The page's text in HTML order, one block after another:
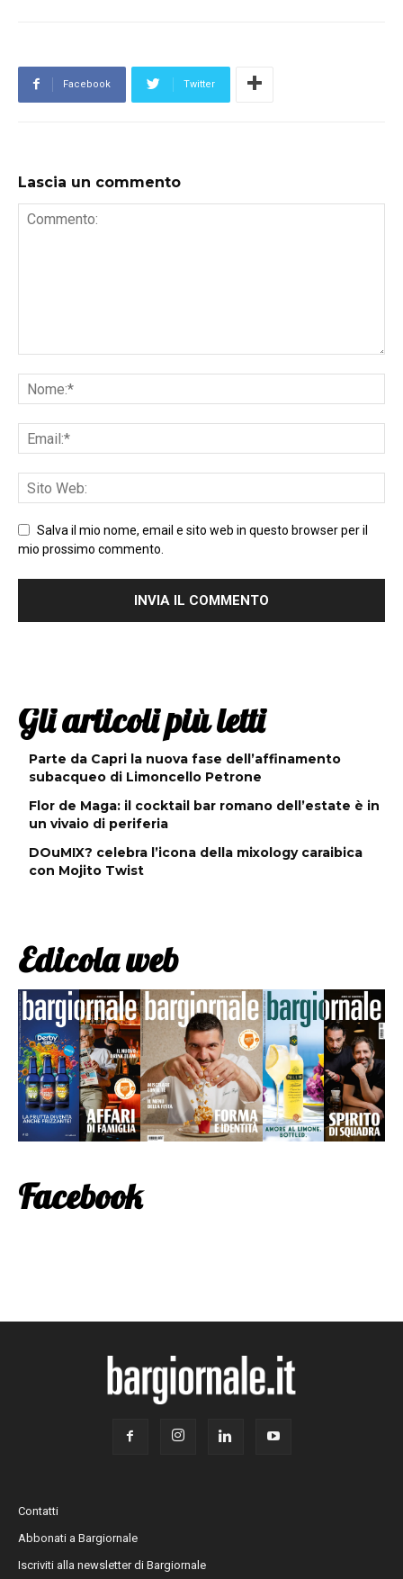
Facebook Twitter
Lascia un commento
Salva il mio nome, email e sito web in questo browser per il
mio prossimo commento.
Gli articoli più letti
Parte da Capri la nuova fase dell’affinamento
subacqueo di Limoncello Petrone
Flor de Maga: il cocktail bar romano dell’estate è in
un vivaio di periferia
DOuMIX? celebra l’icona della mixology caraibica
con Mojito Twist
Edicola web
Facebook
Contatti
Abbonati a Bargiornale
Iscriviti alla newsletter di Bargiornale